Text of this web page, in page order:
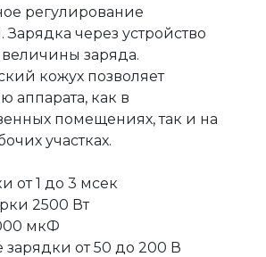
регулирование
через устройство
заряда.
кожух позволяет
аппарата, как в
помещениях, так и на
участках.
от 1 до 3 мсек
2500 Вт
мкФ
от 50 до 200 В